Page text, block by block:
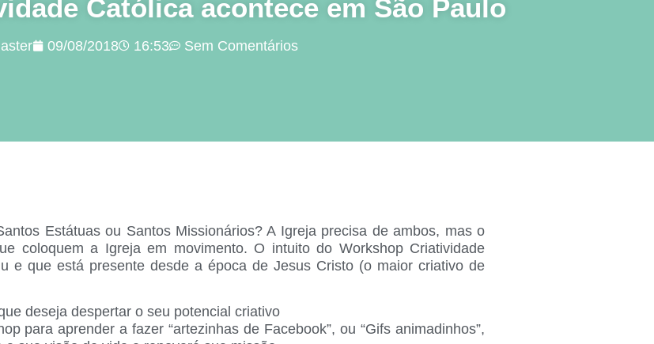
Católica acontece em São Paulo
09/08/2018 16:53 Sem Comentários
Estátuas ou Santos Missionários? A Igreja precisa de ambos, mas o
coloquem a Igreja em movimento. O intuito do Workshop Criatividade
e que está presente desde a época de Jesus Cristo (o maior criativo de
deseja despertar o seu potencial criativo
para aprender a fazer “artezinhas de Facebook”, ou “Gifs animadinhos”,